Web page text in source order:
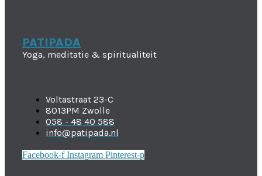
PATIPADA
Yoga, meditatie & spiritualiteit
Voltastraat 23-C
8013PM Zwolle
058 - 48 40 588
info@patipada.nl
Facebook-f Instagram Pinterest-p